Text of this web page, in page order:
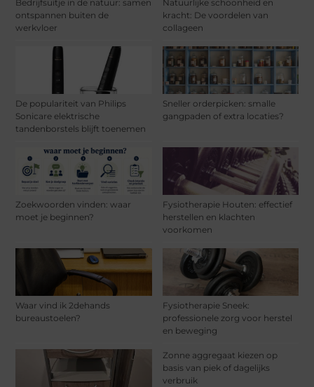
Bedrijfsuitje in de natuur: samen
ontspannen buiten de
werkvloer
Natuurlijke schoonheid en
kracht: De voordelen van
collageen
De populariteit van Philips
Sonicare elektrische
tandenborstels blijft toenemen
Sneller orderpicken: smalle
gangpaden of extra locaties?
Zoekwoorden vinden: waar
moet je beginnen?
Fysiotherapie Houten: effectief
herstellen en klachten
voorkomen
Waar vind ik 2dehands
bureaustoelen?
Fysiotherapie Sneek:
professionele zorg voor herstel
en beweging
Zonne aggregaat kiezen op
basis van piek of dagelijks
verbruik